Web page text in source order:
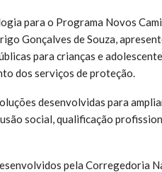
para o Programa Novos
Gonçalves de Souza,
para crianças e
dos serviços de proteção.
desenvolvidas para
social, qualificação
pela Corregedoria